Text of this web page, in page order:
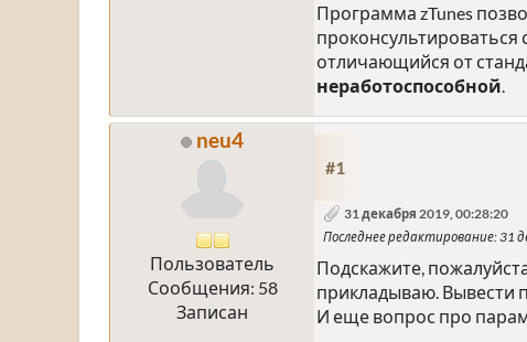
Программа zTunes
проконсультироваться
отличающийся от
неработоспособной
neu4
Пользователь
Сообщения: 58
Записан
#1
31 декабря 2019, 00:28:20
Последнее редактирование: 31
Подскажите,
прикладываю. Вывести
И еще вопрос про